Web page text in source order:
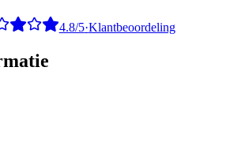
4.8/5·Klantbeoordeling